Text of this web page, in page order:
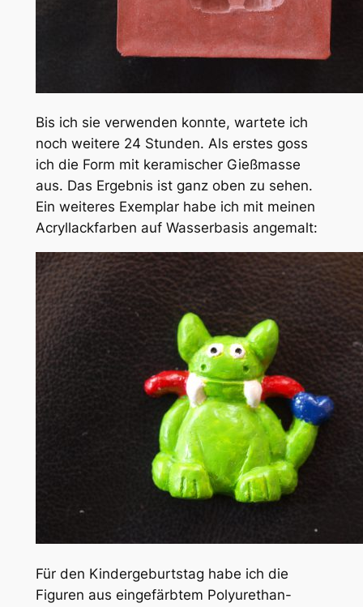
Bis ich sie verwenden konnte, wartete ich
noch weitere 24 Stunden. Als erstes goss
ich die Form mit keramischer Gießmasse
aus. Das Ergebnis ist ganz oben zu sehen.
Ein weiteres Exemplar habe ich mit meinen
Acryllackfarben auf Wasserbasis angemalt:
Für den Kindergeburtstag habe ich die
Figuren aus eingefärbtem Polyurethan-